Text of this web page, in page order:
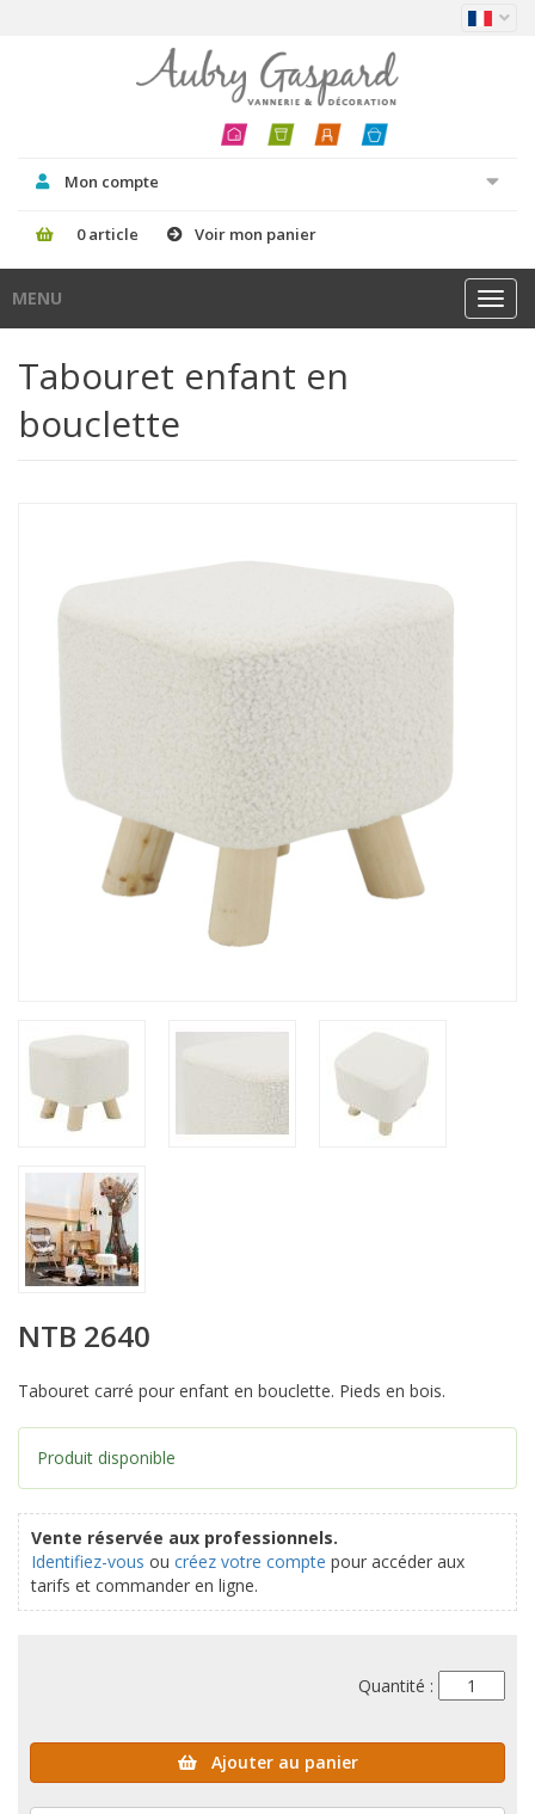
Mon compte
0 article Voir mon panier
MENU
Tabouret enfant en
bouclette
NTB 2640
Tabouret carré pour enfant en bouclette. Pieds en bois.
Produit disponible
Vente réservée aux professionnels.
Identifiez-vous ou créez votre compte pour accéder aux
tarifs et commander en ligne.
Quantité :
Ajouter au panier